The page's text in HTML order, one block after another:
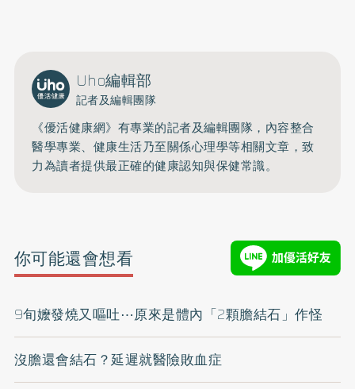
Uho編輯部
記者及編輯團隊
《優活健康網》有專業的記者及編輯團隊，內容整合
醫學專業、健康生活乃至關係心理學等相關文章，致
力為讀者提供最正確的健康認知與保健常識。
你可能還會想看
9旬嬤發燒又嘔吐⋯原來是體內「2顆膽結石」作怪
沒膽還會結石？延遲就醫險敗血症